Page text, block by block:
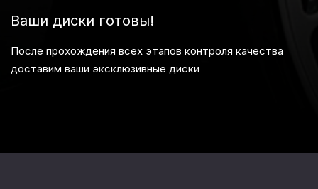
Ваши диски готовы!
После прохождения всех этапов контроля качества
доставим ваши эксклюзивные диски